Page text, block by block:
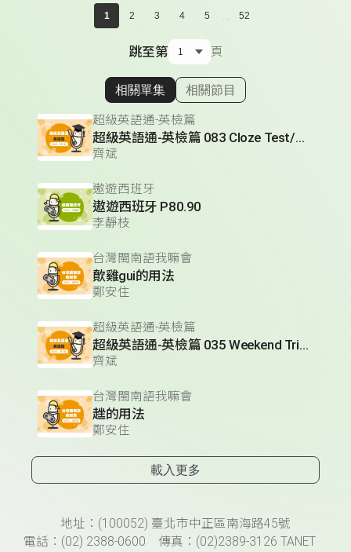
1 2 3 4 5 ... 52
跳至第 頁
顯示相關單集
相關單集 相關節目
超級英語通-英檢篇
超級英語通-英檢篇 083 Cloze Test/段落填空-13
齊斌
遨遊西班牙
遨遊西班牙 P80.90
李靜枝
台灣閩南語我嘛會
歕雞gui的用法
鄭安住
超級英語通-英檢篇
超級英語通-英檢篇 035 Weekend Trip- 週末旅遊
齊斌
台灣閩南語我嘛會
趖的用法
鄭安住
載入更多
頁尾資訊地址：(100052) 臺北市中正區南海路45號
電話：(02) 2388-0600 傳真：(02)2389-3126 TANET